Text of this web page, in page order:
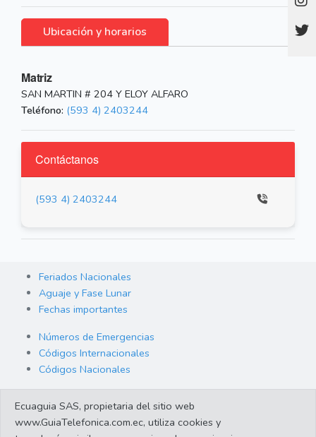
Ubicación y horarios
Matriz
SAN MARTIN # 204 Y ELOY ALFARO
Teléfono: (593 4) 2403244
Contáctanos
(593 4) 2403244
Feriados Nacionales
Aguaje y Fase Lunar
Fechas importantes
Números de Emergencias
Códigos Internacionales
Códigos Nacionales
Cambio de Divisas
Enlaces de interes
Ecuaguia SAS, propietaria del sitio web
www.GuiaTelefonica.com.ec, utiliza cookies y